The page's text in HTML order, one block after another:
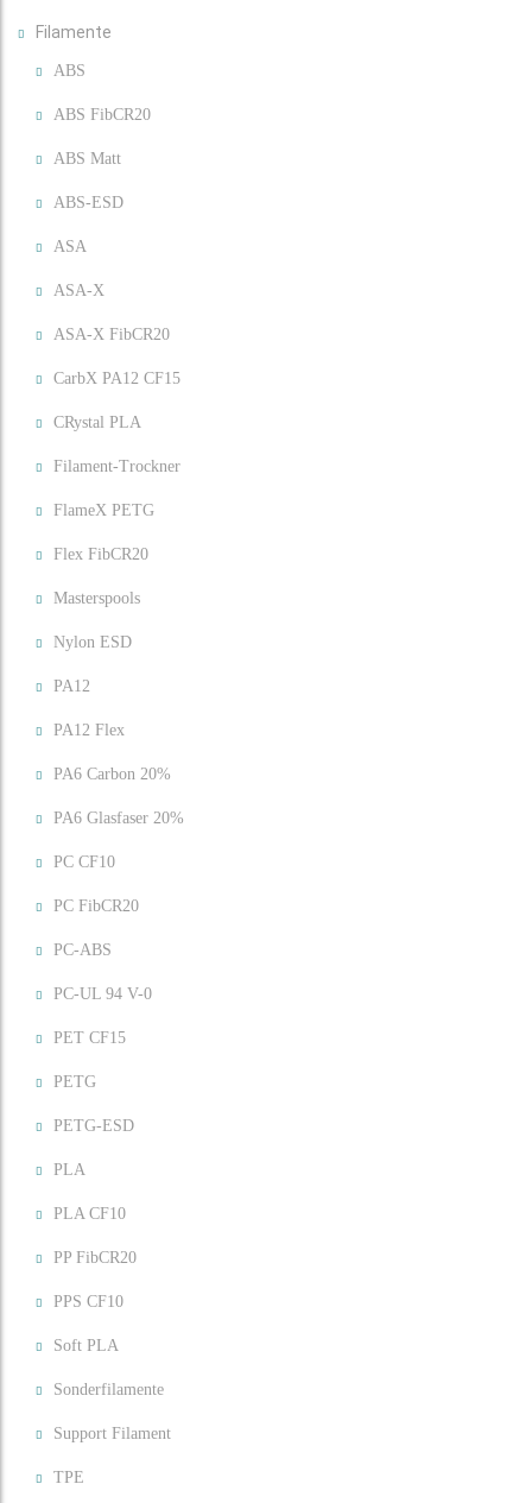
Filamente
ABS
ABS FibCR20
ABS Matt
ABS-ESD
ASA
ASA-X
ASA-X FibCR20
CarbX PA12 CF15
CRystal PLA
Filament-Trockner
FlameX PETG
Flex FibCR20
Masterspools
Nylon ESD
PA12
PA12 Flex
PA6 Carbon 20%
PA6 Glasfaser 20%
PC CF10
PC FibCR20
PC-ABS
PC-UL 94 V-0
PET CF15
PETG
PETG-ESD
PLA
PLA CF10
PP FibCR20
PPS CF10
Soft PLA
Sonderfilamente
Support Filament
TPE